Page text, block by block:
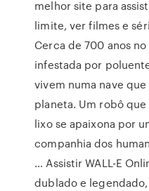
melhor site para
limite, ver filmes e
Cerca de 700 anos
infestada por
vivem numa nave
planeta. Um robô
lixo se apaixona por
companhia dos
… Assistir WALL-E
dublado e